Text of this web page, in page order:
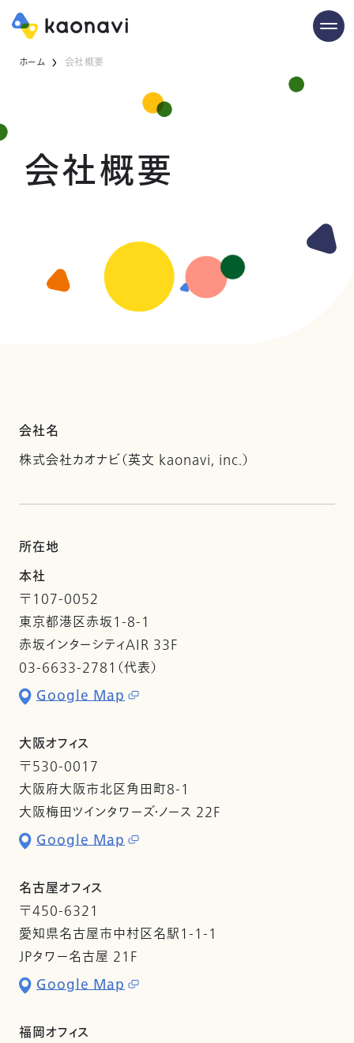
ホーム 会社概要
会社概要
会社名
株式会社カオナビ（英文 kaonavi, inc.）
所在地
本社
〒107-0052
東京都港区赤坂1-8-1
赤坂インターシティAIR 33F
03-6633-2781（代表）
Google Map
大阪オフィス
〒530-0017
大阪府大阪市北区角田町8-1
大阪梅田ツインタワーズ・ノース 22F
Google Map
名古屋オフィス
〒450-6321
愛知県名古屋市中村区名駅1-1-1
JPタワー名古屋 21F
Google Map
福岡オフィス